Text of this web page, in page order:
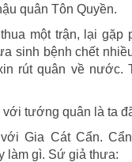
quân Tôn Quyền.
một trận, lại gặp
sinh bệnh chết
rút quân về nước.
tướng quân là ta
Gia Cát Cẩn.
làm gì. Sứ giả thưa: